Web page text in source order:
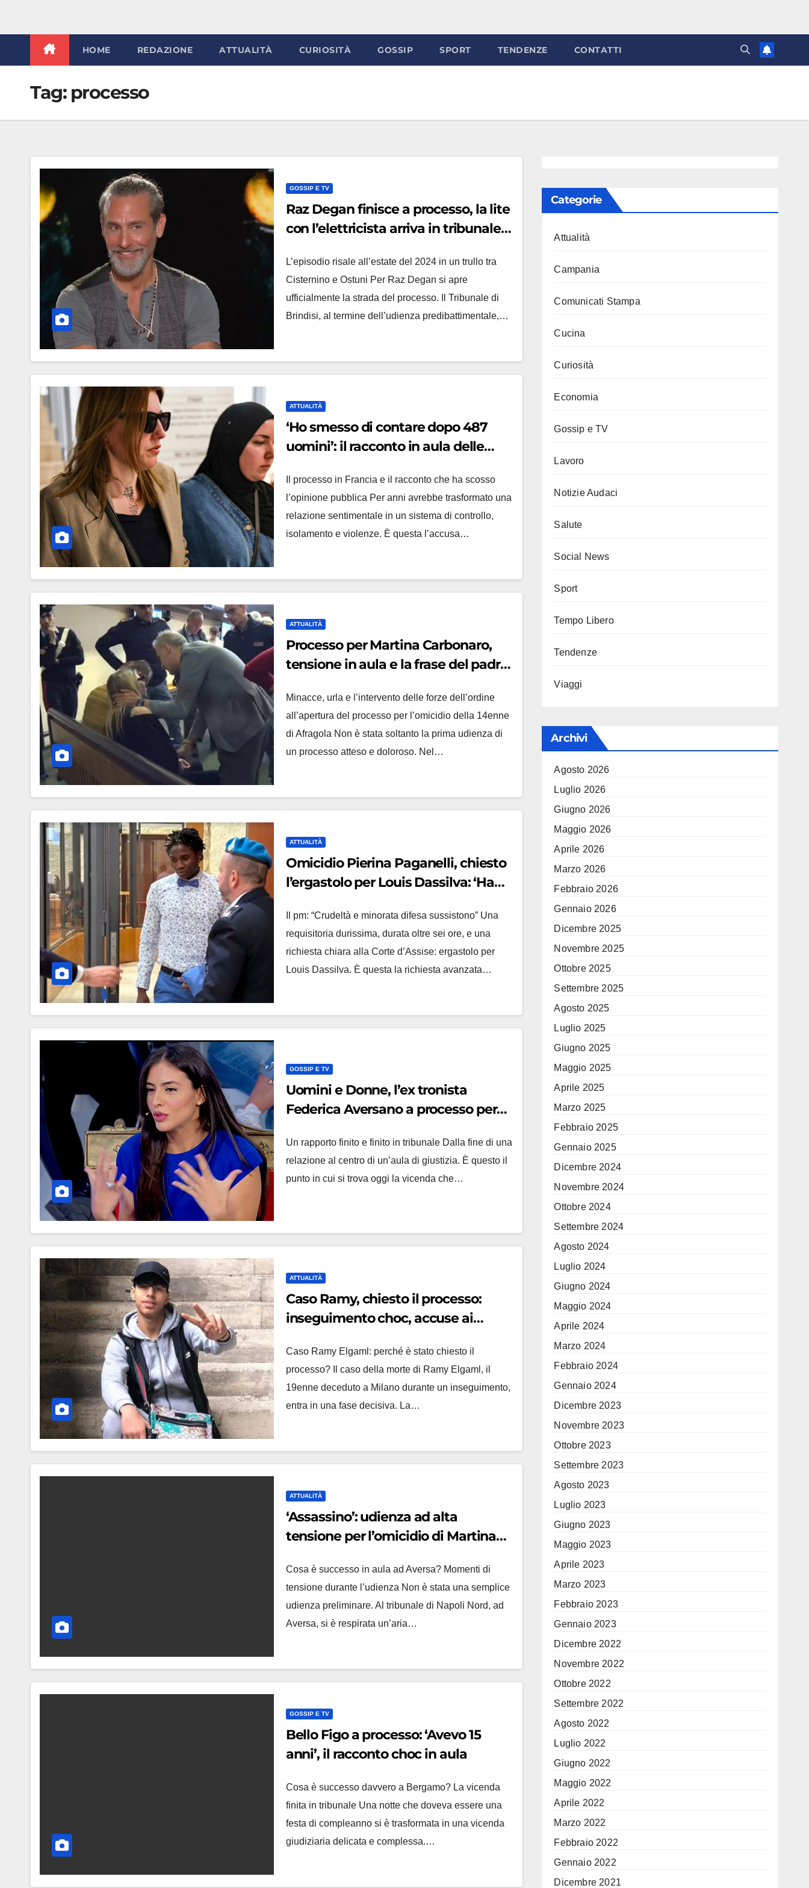
HOME REDAZIONE ATTUALITÀ CURIOSITÀ GOSSIP SPORT TENDENZE CONTATTI
Tag: processo
GOSSIP E TV
Raz Degan finisce a processo, la lite
con l’elettricista arriva in tribunale:
L’episodio risale all’estate del 2024 in un trullo tra
Cisternino e Ostuni Per Raz Degan si apre
ufficialmente la strada del processo. Il Tribunale di
Brindisi, al termine dell’udienza predibattimentale,…
ATTUALITÀ
‘Ho smesso di contare dopo 487
uomini’: il racconto in aula delle
direttore di banca
Il processo in Francia e il racconto che ha scosso
l’opinione pubblica Per anni avrebbe trasformato una
relazione sentimentale in un sistema di controllo,
isolamento e violenze. È questa l’accusa…
ATTUALITÀ
Processo per Martina Carbonaro,
tensione in aula e la frase del padre
Minacce, urla e l’intervento delle forze dell’ordine
all’apertura del processo per l’omicidio della 14enne
di Afragola Non è stata soltanto la prima udienza di
un processo atteso e doloroso. Nel…
ATTUALITÀ
Omicidio Pierina Paganelli, chiesto
l’ergastolo per Louis Dassilva: ‘Ha
Il pm: “Crudeltà e minorata difesa sussistono” Una
requisitoria durissima, durata oltre sei ore, e una
richiesta chiara alla Corte d’Assise: ergastolo per
Louis Dassilva. È questa la richiesta avanzata…
GOSSIP E TV
Uomini e Donne, l’ex tronista
Federica Aversano a processo per
compagno
Un rapporto finito e finito in tribunale Dalla fine di una
relazione al centro di un’aula di giustizia. È questo il
punto in cui si trova oggi la vicenda che…
ATTUALITÀ
Caso Ramy, chiesto il processo:
inseguimento choc, accuse ai
Caso Ramy Elgaml: perché è stato chiesto il
processo? Il caso della morte di Ramy Elgaml, il
19enne deceduto a Milano durante un inseguimento,
entra in una fase decisiva. La…
ATTUALITÀ
‘Assassino’: udienza ad alta
tensione per l’omicidio di Martina
Cosa è successo in aula ad Aversa? Momenti di
tensione durante l’udienza Non è stata una semplice
udienza preliminare. Al tribunale di Napoli Nord, ad
Aversa, si è respirata un’aria…
GOSSIP E TV
Bello Figo a processo: ‘Avevo 15
anni’, il racconto choc in aula
Cosa è successo davvero a Bergamo? La vicenda
finita in tribunale Una notte che doveva essere una
festa di compleanno si è trasformata in una vicenda
giudiziaria delicata e complessa.…
Categorie
Attualità
Campania
Comunicati Stampa
Cucina
Curiosità
Economia
Gossip e TV
Lavoro
Notizie Audaci
Salute
Social News
Sport
Tempo Libero
Tendenze
Viaggi
Archivi
Agosto 2026
Luglio 2026
Giugno 2026
Maggio 2026
Aprile 2026
Marzo 2026
Febbraio 2026
Gennaio 2026
Dicembre 2025
Novembre 2025
Ottobre 2025
Settembre 2025
Agosto 2025
Luglio 2025
Giugno 2025
Maggio 2025
Aprile 2025
Marzo 2025
Febbraio 2025
Gennaio 2025
Dicembre 2024
Novembre 2024
Ottobre 2024
Settembre 2024
Agosto 2024
Luglio 2024
Giugno 2024
Maggio 2024
Aprile 2024
Marzo 2024
Febbraio 2024
Gennaio 2024
Dicembre 2023
Novembre 2023
Ottobre 2023
Settembre 2023
Agosto 2023
Luglio 2023
Giugno 2023
Maggio 2023
Aprile 2023
Marzo 2023
Febbraio 2023
Gennaio 2023
Dicembre 2022
Novembre 2022
Ottobre 2022
Settembre 2022
Agosto 2022
Luglio 2022
Giugno 2022
Maggio 2022
Aprile 2022
Marzo 2022
Febbraio 2022
Gennaio 2022
Dicembre 2021